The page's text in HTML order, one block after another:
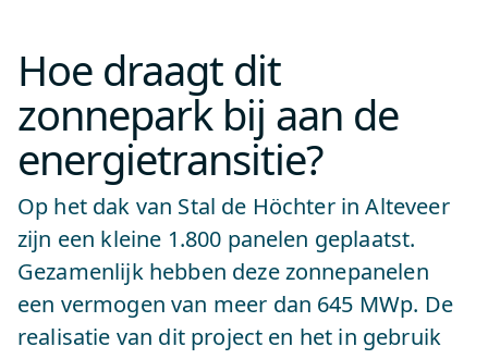
Hoe draagt dit
zonnepark bij aan de
energietransitie?
Op het dak van Stal de Höchter in Alteveer
zijn een kleine 1.800 panelen geplaatst.
Gezamenlijk hebben deze zonnepanelen
een vermogen van meer dan 645 MWp. De
realisatie van dit project en het in gebruik